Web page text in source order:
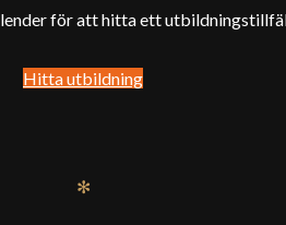
för att hitta ett
Hitta utbildning
✻